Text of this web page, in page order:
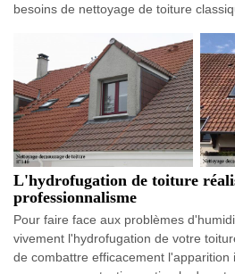
besoins de nettoyage de toiture
L'hydrofugation de toiture
professionnalisme
Pour faire face aux problèmes
vivement l'hydrofugation de votre
de combattre efficacement